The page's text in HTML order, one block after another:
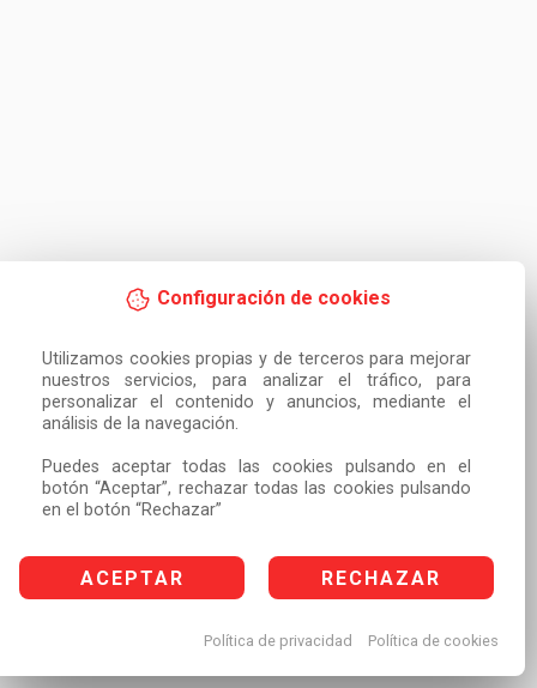
Configuración de cookies
Utilizamos cookies propias y de terceros para mejorar
nuestros servicios, para analizar el tráfico, para
personalizar el contenido y anuncios, mediante el
análisis de la navegación.
Puedes aceptar todas las cookies pulsando en el
botón “Aceptar”, rechazar todas las cookies pulsando
en el botón “Rechazar”
ACEPTAR RECHAZAR
Política de privacidad Política de cookies